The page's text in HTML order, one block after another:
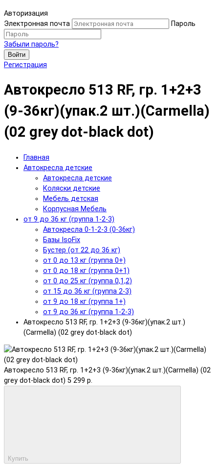
Авторизация
Электронная почта
Пароль
Забыли пароль?
Войти
Регистрация
Автокресло 513 RF, гр. 1+2+3
(9-36кг)(упак.2 шт.)(Carmella)
(02 grey dot-black dot)
Главная
Автокресла детские
Автокресла детские
Коляски детские
Мебель детская
Корпусная Мебель
от 9 до 36 кг (группа 1-2-3)
Автокресла 0-1-2-3 (0-36кг)
Базы IsoFix
Бустер (от 22 до 36 кг)
от 0 до 13 кг (группа 0+)
от 0 до 18 кг (группа 0+1)
от 0 до 25 кг (группа 0,1,2)
от 15 до 36 кг (группа 2-3)
от 9 до 18 кг (группа 1+)
от 9 до 36 кг (группа 1-2-3)
Автокресло 513 RF, гр. 1+2+3 (9-36кг)(упак.2 шт.)
(Carmella) (02 grey dot-black dot)
Автокресло 513 RF, гр. 1+2+3 (9-36кг)(упак.2 шт.)(Carmella) (02
grey dot-black dot) 5 299 р.
Купить